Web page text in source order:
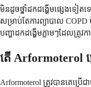
មិនដូចថ្នាំដកដង្ហើមផ្សេងទៀត
សម្រាប់តែការព្យាបាល
បញ្ហាដកដង្ហើមភ្លាមៗដែលត្រូវក
តើ Arformoterol ប្
Arformoterol ត្រូវបានគេប្រើ